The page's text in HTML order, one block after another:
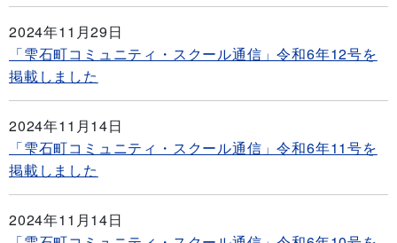
2024年11月29日
「雫石町コミュニティ・スクール通信」令和6年12号を
掲載しました
2024年11月14日
「雫石町コミュニティ・スクール通信」令和6年11号を
掲載しました
2024年11月14日